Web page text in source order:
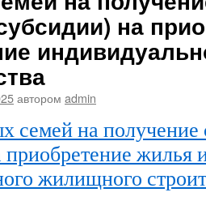
на
автором admin
семей на
жилья
жилищного